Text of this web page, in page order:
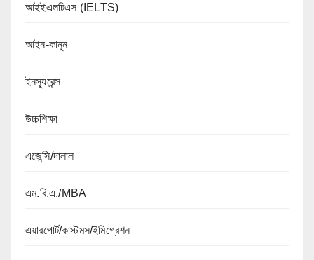
আইইএলটিএস (IELTS)
আইন-কানুন
ইনস্যুরেন্স
উচ্চশিক্ষা
এজেন্সি/দালাল
এম.বি.এ./MBA
এয়ারপোর্ট/কাস্টমস/ইমিগ্রেশন